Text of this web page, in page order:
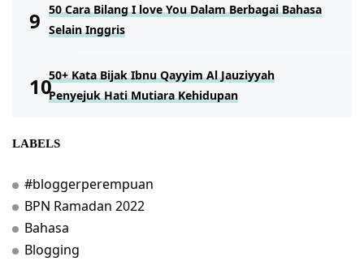
50 Cara Bilang I love You Dalam Berbagai Bahasa
Selain Inggris
50+ Kata Bijak Ibnu Qayyim Al Jauziyyah
Penyejuk Hati Mutiara Kehidupan
LABELS
#bloggerperempuan
BPN Ramadan 2022
Bahasa
Blogging